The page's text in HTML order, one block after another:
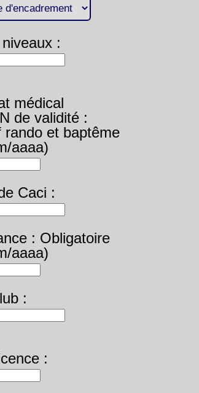
:
médical
de validité :
rando et baptême
aaaa)
Caci :
: Obligatoire
aaaa)
:
: